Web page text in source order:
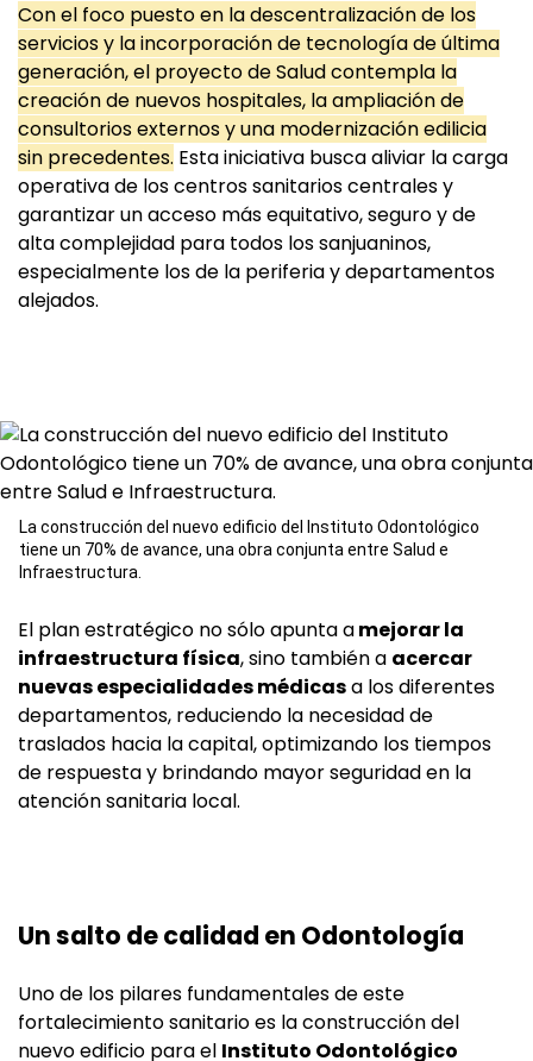
Con el foco puesto en la descentralización de los
servicios y la incorporación de tecnología de última
generación, el proyecto de Salud contempla la
creación de nuevos hospitales, la ampliación de
consultorios externos y una modernización edilicia
sin precedentes. Esta iniciativa busca aliviar la carga
operativa de los centros sanitarios centrales y
garantizar un acceso más equitativo, seguro y de
alta complejidad para todos los sanjuaninos,
especialmente los de la periferia y departamentos
alejados.
La construcción del nuevo edificio del Instituto Odontológico
tiene un 70% de avance, una obra conjunta entre Salud e
Infraestructura.
El plan estratégico no sólo apunta amejorar la
infraestructura física, sino también a acercar
nuevas especialidades médicasa los diferentes
departamentos, reduciendo la necesidad de
traslados hacia la capital, optimizando los tiempos
de respuesta y brindando mayor seguridad en la
atención sanitaria local.
Un salto de calidad en Odontología
Uno de los pilares fundamentales de este
fortalecimiento sanitario es la construcción del
nuevo edificio para el Instituto Odontológico